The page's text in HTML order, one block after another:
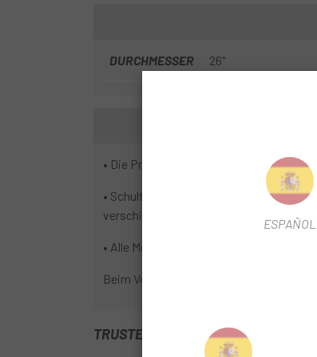
DURCHMESSER 26"
• Die Profilnoppen in der Mittellinie
• Schulternoppen sind 1/3 dünner als
verschiedenen Geländen eingesetzt
• Alle Musterknöpfe sind V-förmig
Beim Vorwärtsfahren neigt sich der
TRUSTED SHOPS REVIEWS
ESPAÑOL